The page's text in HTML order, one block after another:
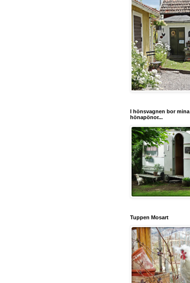
I hönsvagnen bor mina
hönapönor...
Tuppen Mosart